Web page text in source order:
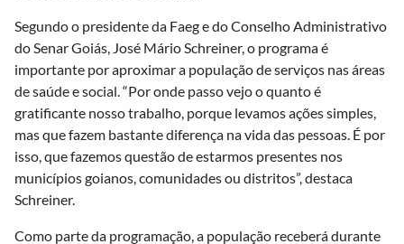
Segundo o presidente da Faeg e do Conselho Administrativo
do Senar Goiás, José Mário Schreiner, o programa é
importante por aproximar a população de serviços nas áreas
de saúde e social. “Por onde passo vejo o quanto é
gratificante nosso trabalho, porque levamos ações simples,
mas que fazem bastante diferença na vida das pessoas. É por
isso, que fazemos questão de estarmos presentes nos
municípios goianos, comunidades ou distritos”, destaca
Schreiner.
Como parte da programação, a população receberá durante